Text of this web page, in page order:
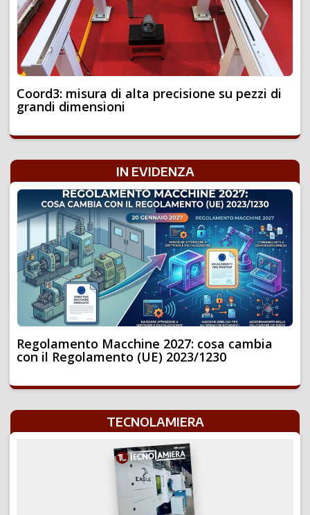
Coord3: misura di alta precisione su pezzi di
grandi dimensioni
IN EVIDENZA
Regolamento Macchine 2027: cosa cambia
con il Regolamento (UE) 2023/1230
TECNOLAMIERA